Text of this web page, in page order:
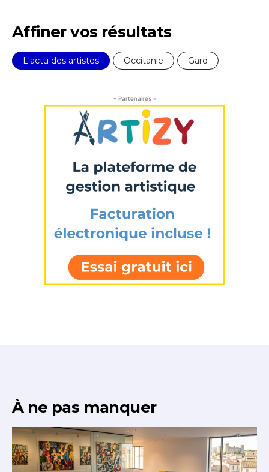
Affiner vos résultats
L'actu des artistes Occitanie Gard
- Partenaires -
À ne pas manquer